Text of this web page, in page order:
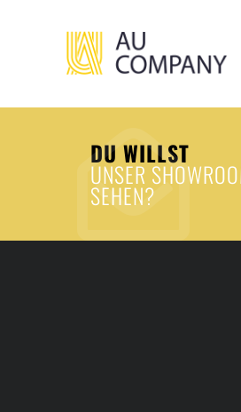
DU WILLST
UNSER
SEHEN?